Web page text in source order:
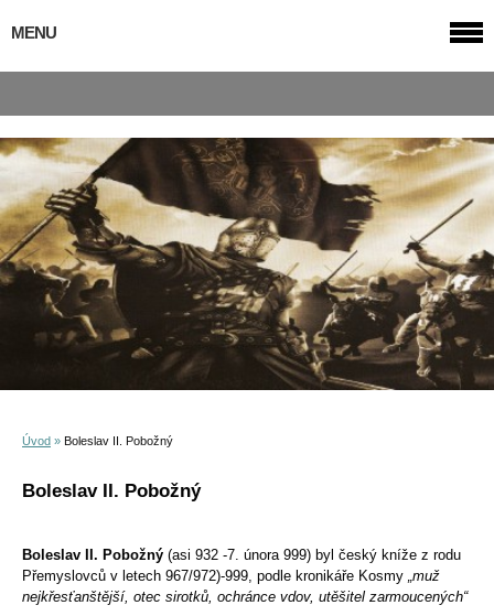
Úvod » Boleslav II. Pobožný
Boleslav II. Pobožný
Boleslav II. Pobožný (asi 932 -7. února 999) byl český kníže z rodu
Přemyslovců v letech 967/972)-999, podle kronikáře Kosmy „muž
nejkřesťanštější, otec sirotků, ochránce vdov, utěšitel zarmoucených“
MENU